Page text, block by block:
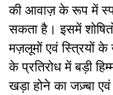
की आवाज़ के रूप में
सकता है। इसमें
मज़लूमों एवं स्त्रियों
के प्रतिरोध में बड़ी
खड़ा होने का जज़्बा